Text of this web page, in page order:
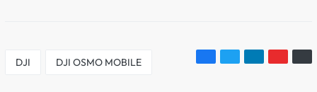
DJI DJI OSMO MOBILE